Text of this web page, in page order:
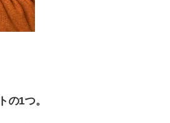
の1つ。